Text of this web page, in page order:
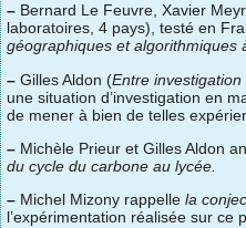
– Bernard Le Feuvre, Xavier
laboratoires, 4 pays), testé en
géographiques et algorithmiques
– Gilles Aldon (Entre
une situation d’investigation en
de mener à bien de telles
– Michèle Prieur et Gilles Aldon
du cycle du carbone au lycée.
– Michel Mizony rappelle la
l’expérimentation réalisée sur ce